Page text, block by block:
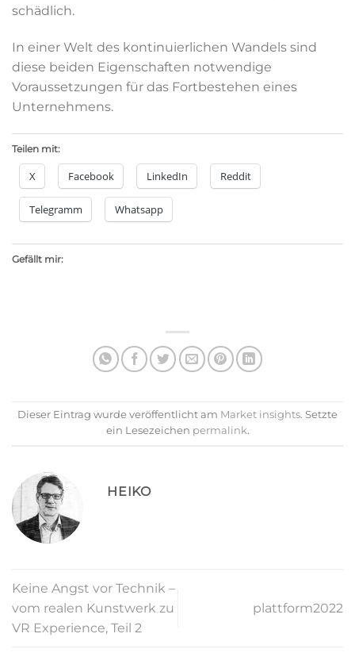
schädlich.
In einer Welt des kontinuierlichen Wandels sind
diese beiden Eigenschaften notwendige
Voraussetzungen für das Fortbestehen eines
Unternehmens.
Teilen mit:
X Facebook LinkedIn Reddit
Telegramm Whatsapp
Gefällt mir:
Dieser Eintrag wurde veröffentlicht am Market insights. Setzte
ein Lesezeichen permalink.
HEIKO
Keine Angst vor Technik –
vom realen Kunstwerk zu
VR Experience, Teil 2
plattform2022